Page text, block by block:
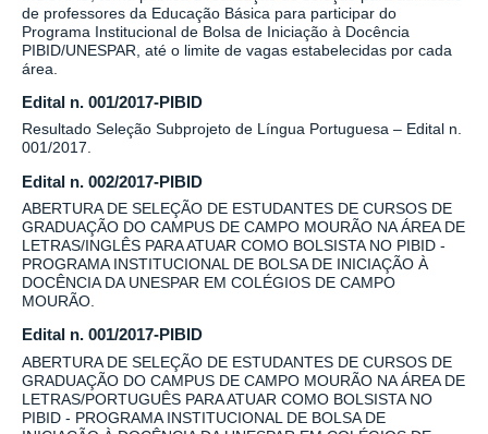
de professores da Educação Básica para participar do
Programa Institucional de Bolsa de Iniciação à Docência
PIBID/UNESPAR, até o limite de vagas estabelecidas por cada
área.
Edital n. 001/2017-PIBID
Resultado Seleção Subprojeto de Língua Portuguesa – Edital n.
001/2017.
Edital n. 002/2017-PIBID
ABERTURA DE SELEÇÃO DE ESTUDANTES DE CURSOS DE
GRADUAÇÃO DO CAMPUS DE CAMPO MOURÃO NA ÁREA DE
LETRAS/INGLÊS PARA ATUAR COMO BOLSISTA NO PIBID -
PROGRAMA INSTITUCIONAL DE BOLSA DE INICIAÇÃO À
DOCÊNCIA DA UNESPAR EM COLÉGIOS DE CAMPO
MOURÃO.
Edital n. 001/2017-PIBID
ABERTURA DE SELEÇÃO DE ESTUDANTES DE CURSOS DE
GRADUAÇÃO DO CAMPUS DE CAMPO MOURÃO NA ÁREA DE
LETRAS/PORTUGUÊS PARA ATUAR COMO BOLSISTA NO
PIBID - PROGRAMA INSTITUCIONAL DE BOLSA DE